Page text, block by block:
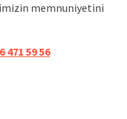
memnuniyetini
471 59 56